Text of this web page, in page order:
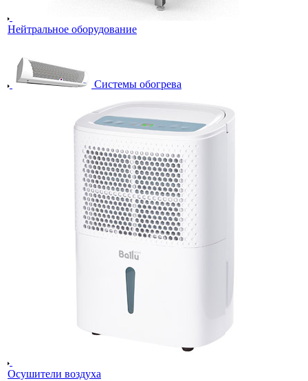
Нейтральное оборудование
Системы обогрева
Осушители воздуха